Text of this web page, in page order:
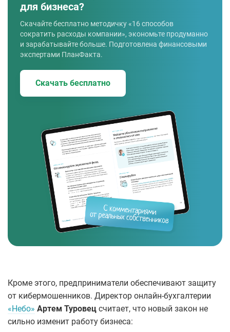
для бизнеса?
Скачайте бесплатно методичку «16 способов
сократить расходы компании», экономьте продуманно
и зарабатывайте больше. Подготовлена финансовыми
экспертами ПланФакта.
Скачать бесплатно
Кроме этого, предприниматели обеспечивают защиту
от кибермошенников. Директор онлайн-бухгалтерии
«Небо» Артем Туровец считает, что новый закон не
сильно изменит работу бизнеса: